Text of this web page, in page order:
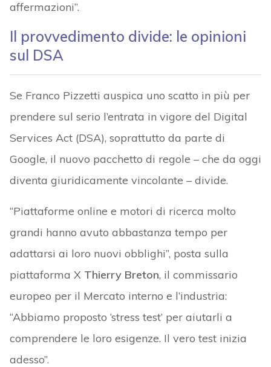
affermazioni”.
Il provvedimento divide: le opinioni
sul DSA
Se Franco Pizzetti auspica uno scatto in più per
prendere sul serio l’entrata in vigore del Digital
Services Act (DSA), soprattutto da parte di
Google, il nuovo pacchetto di regole – che da oggi
diventa giuridicamente vincolante – divide.
“Piattaforme online e motori di ricerca molto
grandi hanno avuto abbastanza tempo per
adattarsi ai loro nuovi obblighi”, posta sulla
piattaforma X Thierry Breton, il commissario
europeo per il Mercato interno e l’industria:
“Abbiamo proposto ‘stress test’ per aiutarli a
comprendere le loro esigenze. Il vero test inizia
adesso”.